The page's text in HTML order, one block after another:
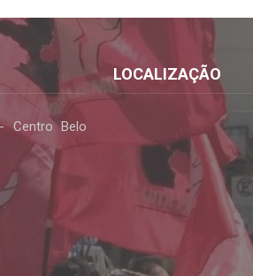
Centro Belo
LOCALIZAÇÃO